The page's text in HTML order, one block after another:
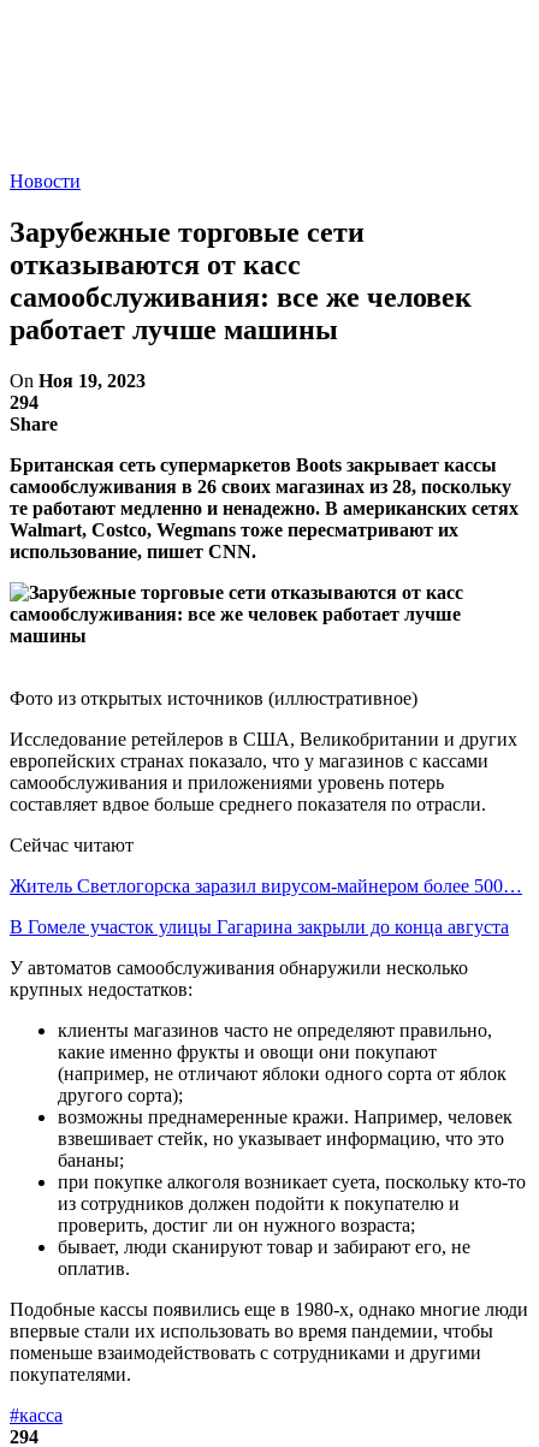
Новости
Зарубежные торговые сети
отказываются от касс
самообслуживания: все же человек
работает лучше машины
On Ноя 19, 2023
294
Share
Британская сеть супермаркетов Boots закрывает кассы
самообслуживания в 26 своих магазинах из 28, поскольку
те работают медленно и ненадежно. В американских сетях
Walmart, Costco, Wegmans тоже пересматривают их
использование, пишет CNN.
Фото из открытых источников (иллюстративное)
Исследование ретейлеров в США, Великобритании и других
европейских странах показало, что у магазинов с кассами
самообслуживания и приложениями уровень потерь
составляет вдвое больше среднего показателя по отрасли.
Сейчас читают
Житель Светлогорска заразил вирусом-майнером более 500…
В Гомеле участок улицы Гагарина закрыли до конца августа
У автоматов самообслуживания обнаружили несколько
крупных недостатков:
клиенты магазинов часто не определяют правильно,
какие именно фрукты и овощи они покупают
(например, не отличают яблоки одного сорта от яблок
другого сорта);
возможны преднамеренные кражи. Например, человек
взвешивает стейк, но указывает информацию, что это
бананы;
при покупке алкоголя возникает суета, поскольку кто-то
из сотрудников должен подойти к покупателю и
проверить, достиг ли он нужного возраста;
бывает, люди сканируют товар и забирают его, не
оплатив.
Подобные кассы появились еще в 1980-х, однако многие люди
впервые стали их использовать во время пандемии, чтобы
поменьше взаимодействовать с сотрудниками и другими
покупателями.
#касса
294